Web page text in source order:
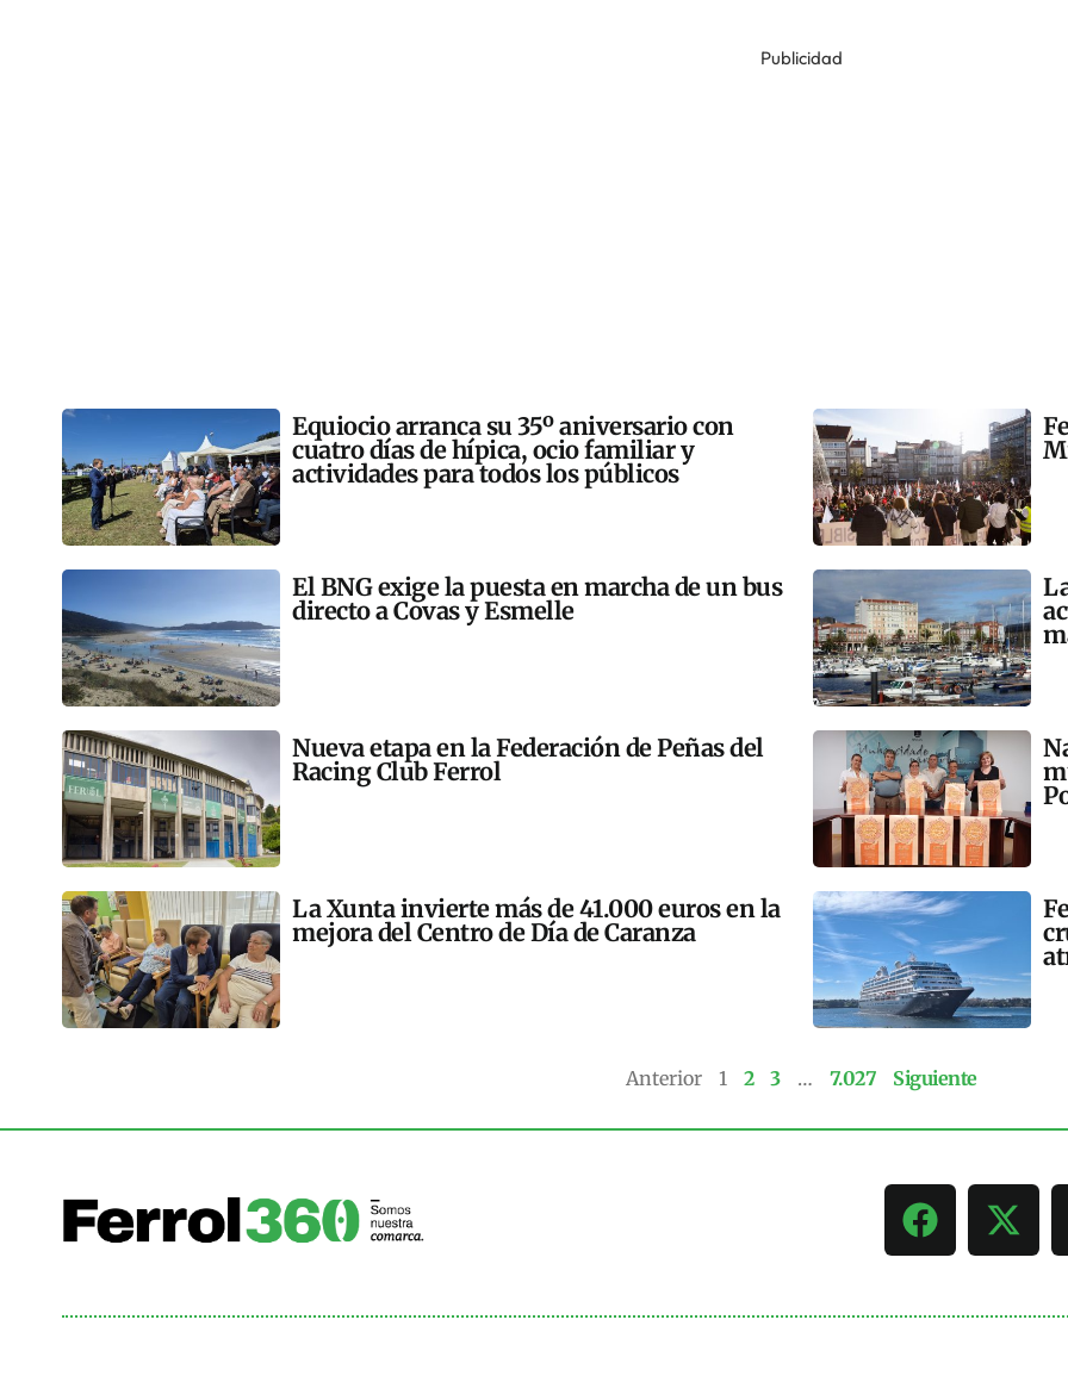
Publicidad
Equiocio arranca su 35º aniversario con
cuatro días de hípica, ocio familiar y
actividades para todos los públicos
El BNG exige la puesta en marcha de un bus
directo a Covas y Esmelle
Nueva etapa en la Federación de Peñas del
Racing Club Ferrol
La Xunta invierte más de 41.000 euros en la
mejora del Centro de Día de Caranza
Anterior 1 2 3 … 7.027 Siguiente